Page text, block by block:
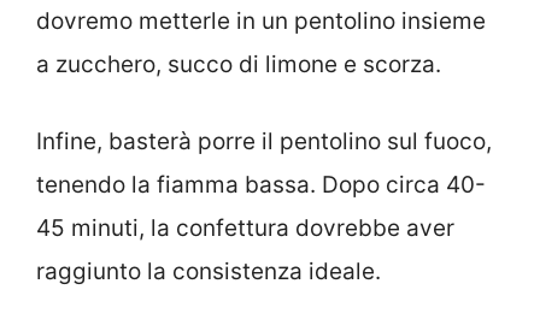
dovremo metterle in un pentolino insieme
a zucchero, succo di limone e scorza.
Infine, basterà porre il pentolino sul fuoco,
tenendo la fiamma bassa. Dopo circa 40-
45 minuti, la confettura dovrebbe aver
raggiunto la consistenza ideale.